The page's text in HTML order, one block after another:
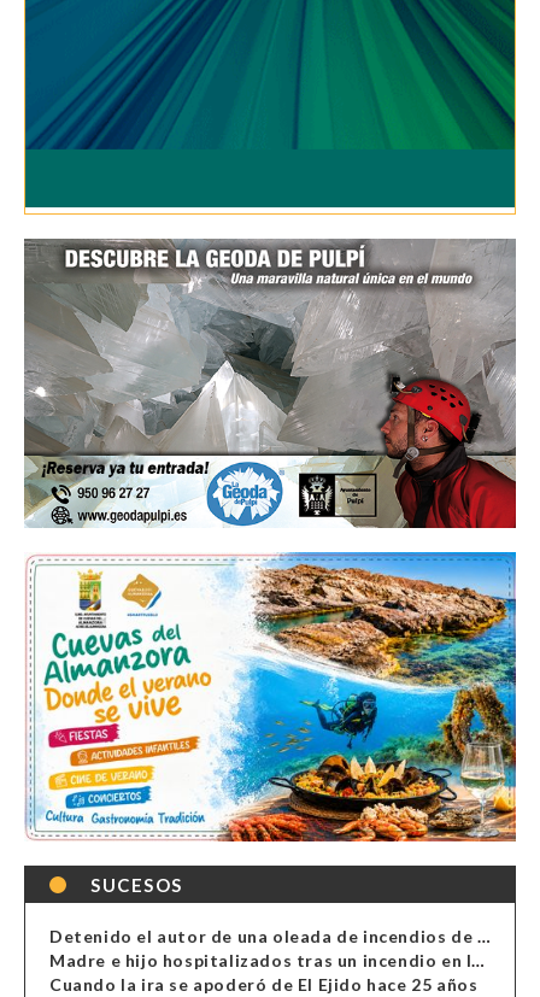
SUCESOS
Detenido el autor de una oleada de incendios de contenedores en Almería
Madre e hijo hospitalizados tras un incendio en la cocina de una vivienda en Almería
Cuando la ira se apoderó de El Ejido hace 25 años